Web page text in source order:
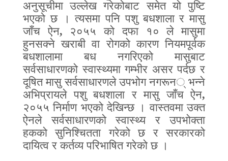
अनुसूचीमा उल्लेख गरेकोबाट समेत यो पुष्टि
भएको छ । त्यसमा पनि पशु बधशाला र मासु
जाँच ऐन, २०५५ को दफा १० ले मासुमा
हुनसक्ने खराबी वा रोगको कारण नियमपूर्वक
बधशालामा बध नगरिएको मासुबाट
सर्वसाधारणको स्वास्थ्यमा गम्भीर असर पर्दछ र
दूषित मासु सर्वसाधारणले उपभोग नगरून् भन्ने
अभिप्रायले पशु बधशाला र मासु जाँच ऐन,
२०५५ निर्माण भएको देखिन्छ । वास्तवमा उक्त
ऐनले सर्वसाधारणको स्वास्थ्य र उपभोक्ता
हकको सुनिश्चितता गरेको छ र सरकारको
दायित्व र कर्तव्य परिभाषित गरेको छ ।